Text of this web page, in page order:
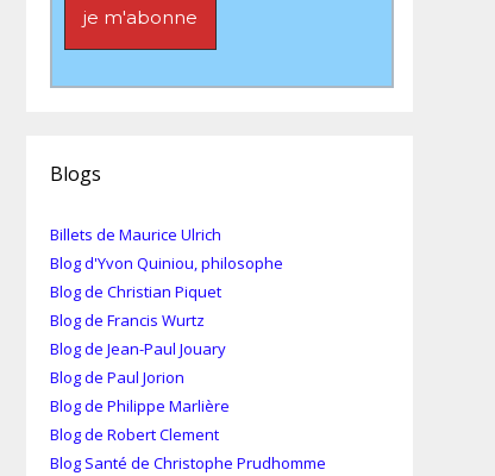
Blogs
Billets de Maurice Ulrich
Blog d'Yvon Quiniou, philosophe
Blog de Christian Piquet
Blog de Francis Wurtz
Blog de Jean-Paul Jouary
Blog de Paul Jorion
Blog de Philippe Marlière
Blog de Robert Clement
Blog Santé de Christophe Prudhomme